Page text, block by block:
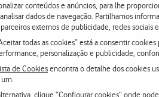
conteúdos e anúncios, para lhe
dados de navegação. Partilhamos
externos de publicidade, redes sociais
todas as cookies” está a consentir
personalização e publicidade,
de Cookiesencontra o detalhe dos cookies
clique “Configurar cookies” onde